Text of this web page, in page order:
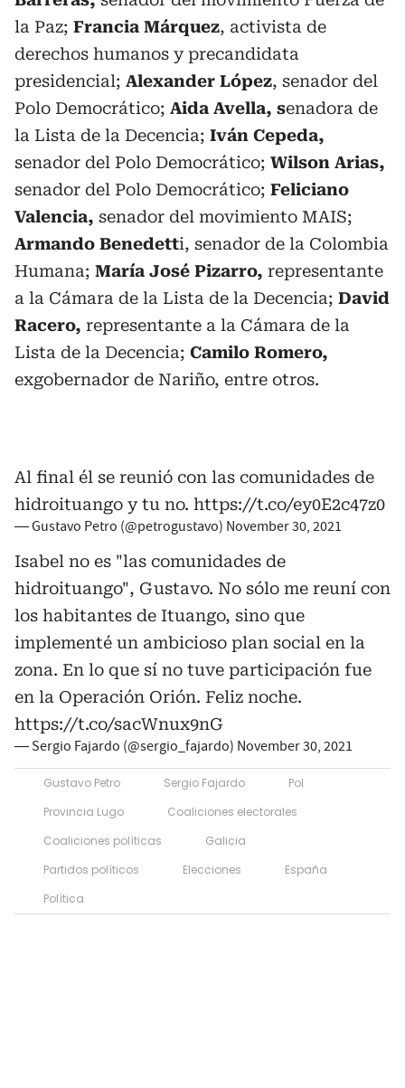
la Paz; Francia Márquez, activista de
derechos humanos y precandidata
presidencial; Alexander López, senador del
Polo Democrático; Aida Avella, senadora de
la Lista de la Decencia; Iván Cepeda,
senador del Polo Democrático; Wilson Arias,
senador del Polo Democrático; Feliciano
Valencia, senador del movimiento MAIS;
Armando Benedetti, senador de la Colombia
Humana; María José Pizarro, representante
a la Cámara de la Lista de la Decencia; David
Racero, representante a la Cámara de la
Lista de la Decencia; Camilo Romero,
exgobernador de Nariño, entre otros.
Al final él se reunió con las comunidades de
hidroituango y tu no. https://t.co/ey0E2c47z0
— Gustavo Petro (@petrogustavo) November 30, 2021
Isabel no es "las comunidades de
hidroituango", Gustavo. No sólo me reuní con
los habitantes de Ituango, sino que
implementé un ambicioso plan social en la
zona. En lo que sí no tuve participación fue
en la Operación Orión. Feliz noche.
https://t.co/sacWnux9nG
— Sergio Fajardo (@sergio_fajardo) November 30, 2021
Gustavo Petro Sergio Fajardo
Pol
Provincia Lugo
Coaliciones electorales
Coaliciones políticas
Galicia
Partidos políticos
Elecciones
España
Política